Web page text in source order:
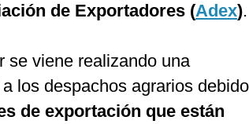
de Exportadores (Adex).
se viene realizando una
los despachos agrarios debido
de exportación que están